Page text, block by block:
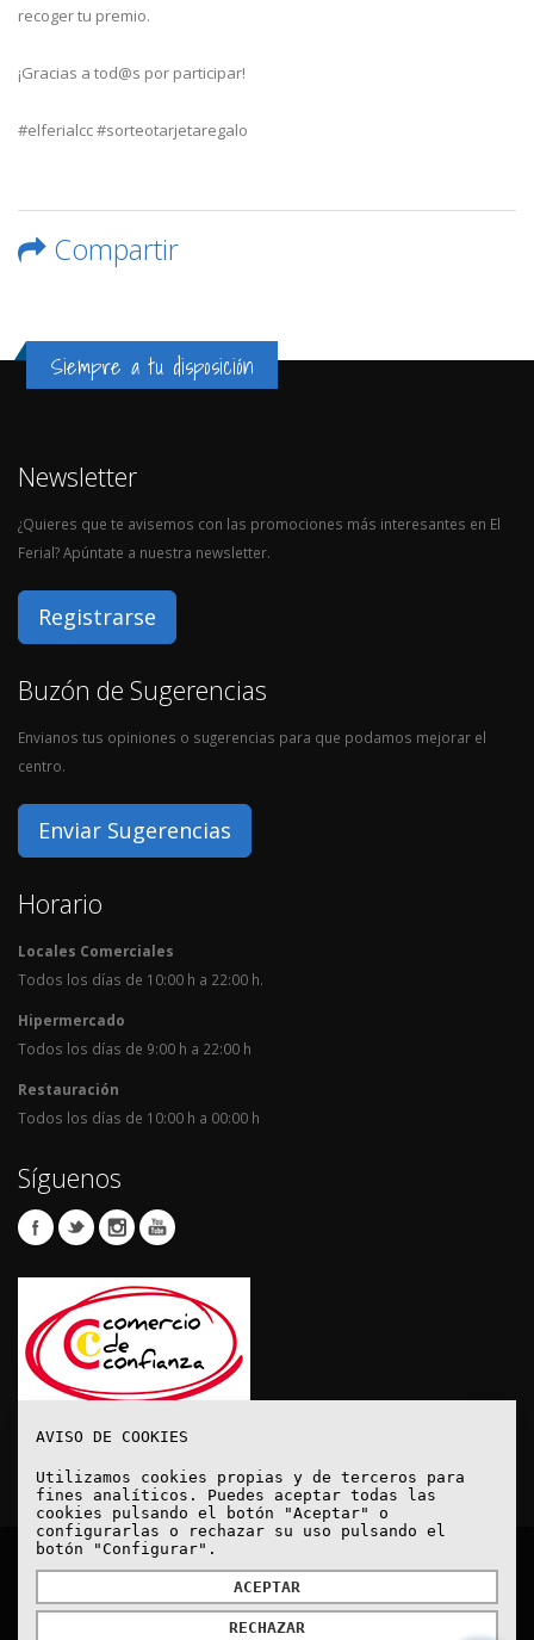
recoger tu premio.
¡Gracias a tod@s por participar!
#elferialcc #sorteotarjetaregalo
Compartir
Siempre a tu disposición
Newsletter
¿Quieres que te avisemos con las promociones más interesantes en El
Ferial? Apúntate a nuestra newsletter.
Registrarse
Buzón de Sugerencias
Envianos tus opiniones o sugerencias para que podamos mejorar el
centro.
Enviar Sugerencias
Horario
Locales Comerciales
Todos los días de 10:00 h a 22:00 h.
Hipermercado
Todos los días de 9:00 h a 22:00 h
Restauración
Todos los días de 10:00 h a 00:00 h
Síguenos
© Copyright 2020. Todos los derechos reservados.
AVISO DE COOKIES
Utilizamos cookies propias y de terceros para
fines analíticos. Puedes aceptar todas las
cookies pulsando el botón "Aceptar" o
configurarlas o rechazar su uso pulsando el
botón "Configurar".
ACEPTAR
RECHAZAR